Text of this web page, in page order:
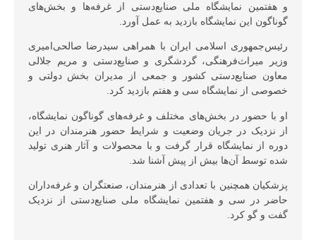
و هفتمین نمایشگاه ملی صنایع‌دستی از غرفه‌ها و بخش‌های
گوناگون این نمایشگاه بازدید به عمل آورد.
رئیس‌جمهوری اسلامی ایران با همراهی سیدرضا صالحی‌امیری
وزیر میراث‌فرهنگی، گردشگری و صنایع‌دستی و مریم جلالی
معاون صنایع‌دستی کشور و جمعی از مدیران بخش دولتی و
خصوصی از نمایشگاه سی و هفتم بازدید کرد.
او با حضور در بخش‌های مختلف و غرفه‌های گوناگون نمایشگاه،
از نزدیک در جریان وضعیت و شرایط حضور هنرمندان در این
دوره از نمایشگاه قرار گرفت و با محصولات و آثار هنری تولید
شده توسط آن‌ها بیش از پیش آشنا شد.
پزشکیان همچنین با تعدادی از هنرمندان، صنعتگران و غرفه‌داران
حاضر در سی و هفتمین نمایشگاه ملی صنایع‌دستی از نزدیک
گفت و گو کرد.